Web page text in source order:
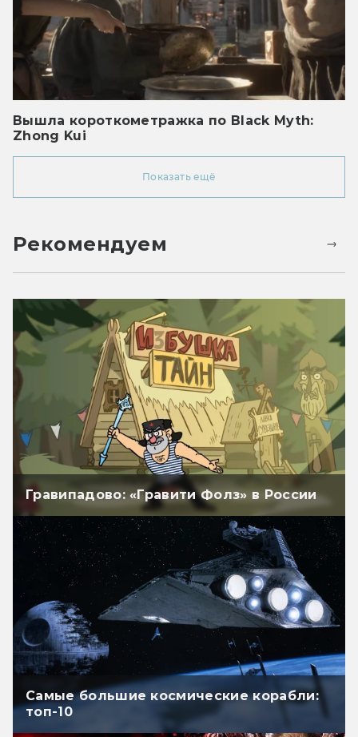
Вышла короткометражка по Black Myth:
Zhong Kui
Показать ещё
Рекомендуем
Гравипадово: «Гравити Фолз» в России
Самые большие космические корабли:
топ-10